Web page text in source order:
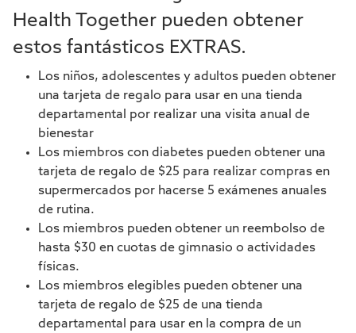
Health Together pueden obtener
estos fantásticos EXTRAS.
Los niños, adolescentes y adultos pueden obtener
una tarjeta de regalo para usar en una tienda
departamental por realizar una visita anual de
bienestar
Los miembros con diabetes pueden obtener una
tarjeta de regalo de $25 para realizar compras en
supermercados por hacerse 5 exámenes anuales
de rutina.
Los miembros pueden obtener un reembolso de
hasta $30 en cuotas de gimnasio o actividades
físicas.
Los miembros elegibles pueden obtener una
tarjeta de regalo de $25 de una tienda
departamental para usar en la compra de un